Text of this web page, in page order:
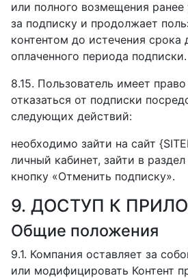
или полного возмещения
за подписку и продолжает
контентом до истечения срока
оплаченного периода подписки.
8.15. Пользователь имеет
отказаться от подписки
следующих действий:
необходимо зайти на сайт
личный кабинет, зайти в
кнопку «Отменить подписку».
9. ДОСТУП К
Общие положения
9.1. Компания оставляет за
или модифицировать Контент